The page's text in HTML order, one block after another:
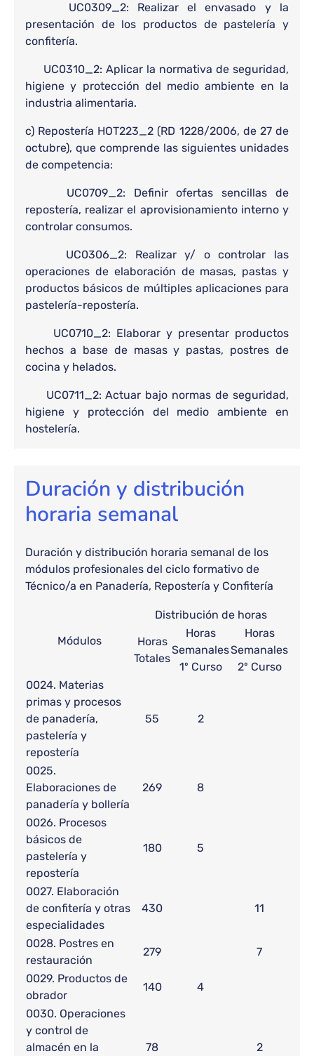
UC0309_2: Realizar el envasado y la
presentación de los productos de pastelería y
confitería.
UC0310_2: Aplicar la normativa de seguridad,
higiene y protección del medio ambiente en la
industria alimentaria.
c) Repostería HOT223_2 (RD 1228/2006, de 27 de
octubre), que comprende las siguientes unidades
de competencia:
UC0709_2: Definir ofertas sencillas de
repostería, realizar el aprovisionamiento interno y
controlar consumos.
UC0306_2: Realizar y/ o controlar las
operaciones de elaboración de masas, pastas y
productos básicos de múltiples aplicaciones para
pastelería-repostería.
UC0710_2: Elaborar y presentar productos
hechos a base de masas y pastas, postres de
cocina y helados.
UC0711_2: Actuar bajo normas de seguridad,
higiene y protección del medio ambiente en
hostelería.
Duración y distribución
horaria semanal
Duración y distribución horaria semanal de los
módulos profesionales del ciclo formativo de
Técnico/a en Panadería, Repostería y Confitería
Módulos
Distribución de horas
Horas
Totales
Horas
Semanales
1º Curso
Horas
Semanales
2º Curso
0024. Materias
primas y procesos
de panadería,
pastelería y
repostería
55 2
0025.
Elaboraciones de
panadería y bollería
269 8
0026. Procesos
básicos de
pastelería y
repostería
180 5
0027. Elaboración
de confitería y otras
especialidades
430 11
0028. Postres en
restauración
279
7
0029. Productos de
obrador
140
4
0030. Operaciones
y control de
almacén en la
78 2